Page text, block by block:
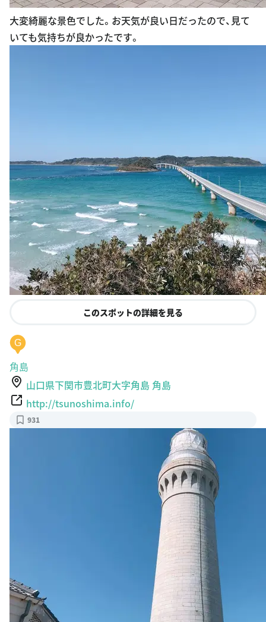
大変綺麗な景色でした。お天気が良い日だったので、見て
いても気持ちが良かったです。
このスポットの詳細を見る
G
角島
山口県下関市豊北町大字角島 角島
http://tsunoshima.info/
931